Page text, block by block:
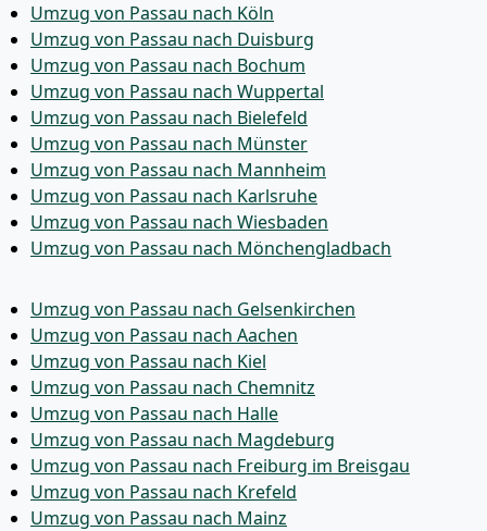
Umzug von Passau nach Köln
Umzug von Passau nach Duisburg
Umzug von Passau nach Bochum
Umzug von Passau nach Wuppertal
Umzug von Passau nach Bielefeld
Umzug von Passau nach Münster
Umzug von Passau nach Mannheim
Umzug von Passau nach Karlsruhe
Umzug von Passau nach Wiesbaden
Umzug von Passau nach Mönchen­gladbach
Umzug von Passau nach Gelsenkirchen
Umzug von Passau nach Aachen
Umzug von Passau nach Kiel
Umzug von Passau nach Chemnitz
Umzug von Passau nach Halle
Umzug von Passau nach Magdeburg
Umzug von Passau nach Freiburg im Breisgau
Umzug von Passau nach Krefeld
Umzug von Passau nach Mainz